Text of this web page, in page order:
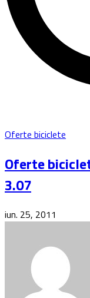
Oferte biciclete
Oferte
3.07
iun. 25, 2011